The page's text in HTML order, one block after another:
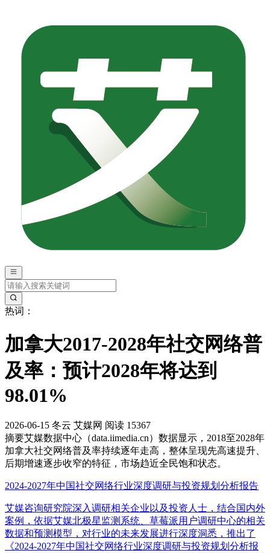
热词：
加拿大2017-2028年社交网络普
及率：预计2028年将达到
98.01%
2026-06-15 冬云 艾媒网 阅读 15367
摘要艾媒数据中心（data.iimedia.cn）数据显示，2018至2028年
加拿大社交网络普及率持续逐年走高，整体呈现先高速提升、
后期增速逐步收窄的特征，市场趋近全民饱和状态。
2024-2027年中国社交网络行业深度调研与投资规划分析报告
艾媒咨询研究院深入调研相关企业以及投资人士，结合国内外
案例，依据艾媒北极星监测系统、草莓派用户调研中心的相关
数据和预测模型，对行业的未来发展进行深度洞悉，推出了
《2024-2027年中国社交网络行业深度调研与投资规划分析报